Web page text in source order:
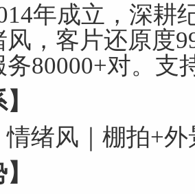
年成立，深耕
，客片还原度
80000+对。支
绪风｜棚拍+外